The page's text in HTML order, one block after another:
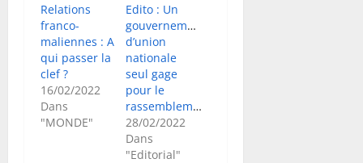
Relations
franco-
maliennes : A
qui passer la
clef ?
16/02/2022
Dans
"MONDE"
Edito : Un
gouvernement
d’union
nationale
seul gage
pour le
rassemblement
28/02/2022
Dans
"Editorial"